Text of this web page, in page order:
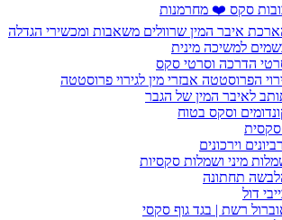
סקס ❤️ מחרמנות
איבר המין שרוולים משאבות ומכשירי הגדלה
למשיכה מינית
הדרכה וסרטי סקס
הפרוסטטה אבזרי מין לגירוי פרוסטטה
לאיבר המין של הגבר
וסקס בטוח
וירכונים
מיני ושמלות סקסיות
תחתונה
דול
רשת | בגד גוף סקסי